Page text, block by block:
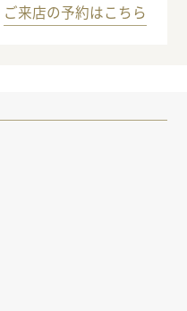
ご来店の予約はこちら